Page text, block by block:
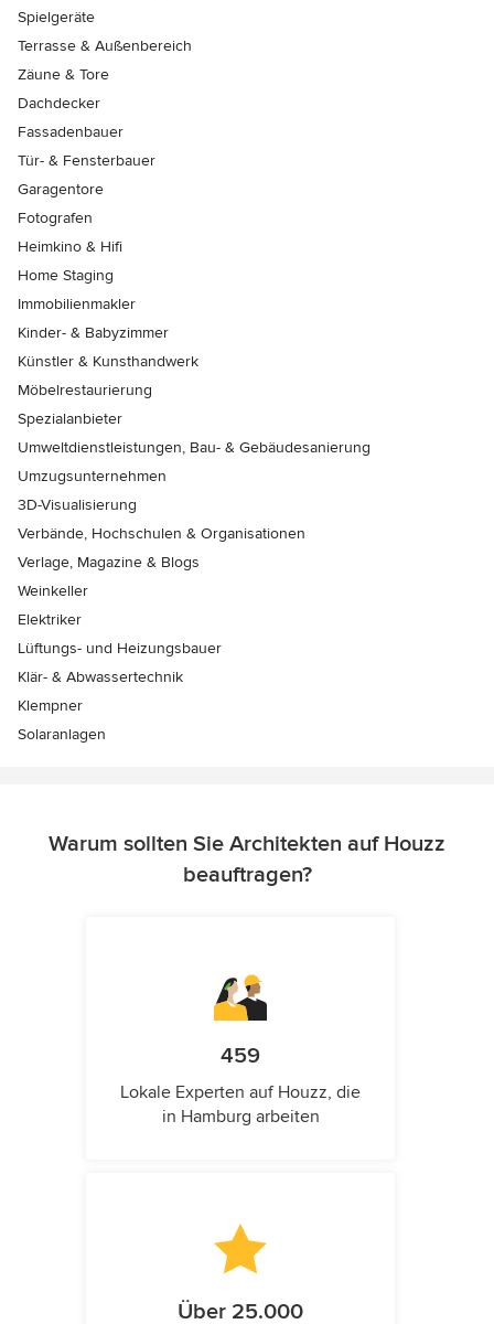
Spielgeräte
Terrasse & Außenbereich
Zäune & Tore
Dachdecker
Fassadenbauer
Tür- & Fensterbauer
Garagentore
Fotografen
Heimkino & Hifi
Home Staging
Immobilienmakler
Kinder- & Babyzimmer
Künstler & Kunsthandwerk
Möbelrestaurierung
Spezialanbieter
Umweltdienstleistungen, Bau- & Gebäudesanierung
Umzugsunternehmen
3D-Visualisierung
Verbände, Hochschulen & Organisationen
Verlage, Magazine & Blogs
Weinkeller
Elektriker
Lüftungs- und Heizungsbauer
Klär- & Abwassertechnik
Klempner
Solaranlagen
Warum sollten Sie Architekten auf Houzz
beauftragen?
459
Lokale Experten auf Houzz, die
in Hamburg arbeiten
Über 25.000